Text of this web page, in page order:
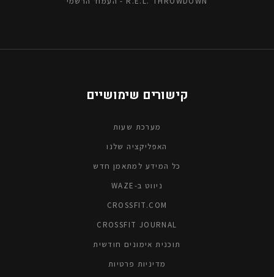
קישורים שימושיים
מערכת שעות
האפליקציה שלנו
כל המידע למתאמן חדש
ניווט ב-WAZE
CROSSFIT.COM
CROSSFIT JOURNAL
תוכנית אימונים חודשית
מדיניות פרטיות